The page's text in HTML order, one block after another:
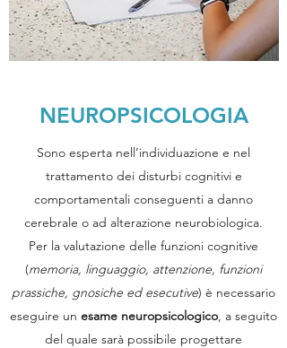
NEUROPSICOLOGIA
Sono esperta nell’individuazione e nel
trattamento dei disturbi cognitivi e
comportamentali conseguenti a danno
cerebrale o ad alterazione neurobiologica.
Per la valutazione delle funzioni cognitive
(memoria, linguaggio, attenzione, funzioni
prassiche, gnosiche ed esecutive) è necessario
eseguire un esame neuropsicologico, a seguito
del quale sarà possibile progettare